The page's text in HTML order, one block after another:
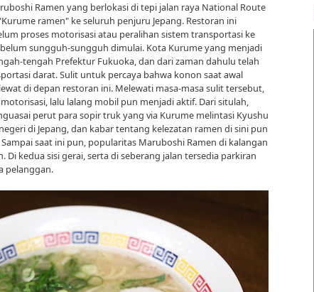
Ramen yang berlokasi di tepi jalan raya National Route
ramen" ke seluruh penjuru Jepang. Restoran ini
proses motorisasi atau peralihan sistem transportasi ke
sungguh-sungguh dimulai. Kota Kurume yang menjadi
tengah Prefektur Fukuoka, dan dari zaman dahulu telah
darat. Sulit untuk percaya bahwa konon saat awal
di depan restoran ini. Melewati masa-masa sulit tersebut,
lalu lalang mobil pun menjadi aktif. Dari situlah,
perut para sopir truk yang via Kurume melintasi Kyushu
di Jepang, dan kabar tentang kelezatan ramen di sini pun
saat ini pun, popularitas Maruboshi Ramen di kalangan
kedua sisi gerai, serta di seberang jalan tersedia parkiran
pelanggan.